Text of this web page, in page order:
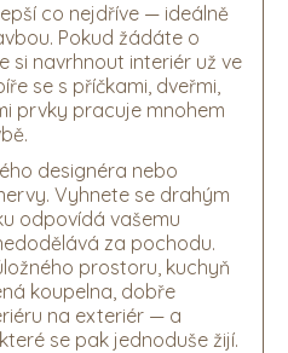
co nejdříve — ideálně
Pokud žádáte o
si navrhnout interiér už ve
se s příčkami, dveřmi,
prvky pracuje mnohem
designéra nebo
Vyhnete se drahým
odpovídá vašemu
za pochodu.
prostoru, kuchyň
koupelna, dobře
na exteriér — a
se pak jednoduše žijí.